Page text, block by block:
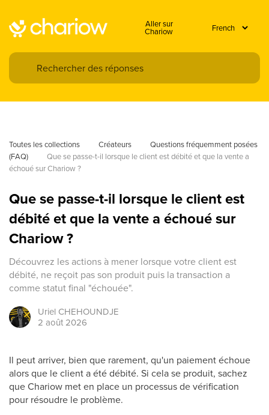
Aller sur
Chariow
Toutes les collections Créateurs
Questions fréquemment posées
(FAQ)
Que se passe-t-il lorsque le client est débité et que la vente a
échoué sur Chariow ?
Que se passe-t-il lorsque le client est
débité et que la vente a échoué sur
Chariow ?
Découvrez les actions à mener lorsque votre client est
débité, ne reçoit pas son produit puis la transaction a
comme statut final "échouée".
Uriel CHEHOUNDJE
2 août 2026
Il peut arriver, bien que rarement, qu'un paiement échoue
alors que le client a été débité. Si cela se produit, sachez
que Chariow met en place un processus de vérification
pour résoudre le problème.